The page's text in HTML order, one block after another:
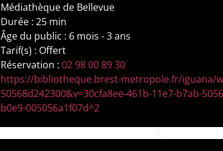
Médiathèque de Bellevue
Durée : 25 min
Âge du public : 6 mois - 3 ans
Tarif(s) : Offert
Réservation :02 98 00 89 30
https://bibliotheque.brest-metropole.fr/iguana/
50568d242300&v=30cfa8ee-461b-11e7-b7ab-
b0e9-005056a1f07d^2